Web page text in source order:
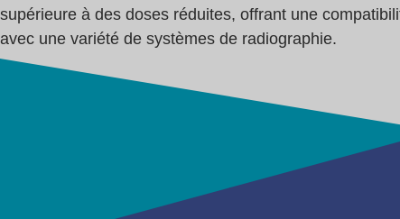
supérieure à des doses réduites, offrant une
avec une variété de systèmes de radiographie.